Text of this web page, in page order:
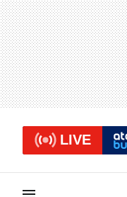
LIVE